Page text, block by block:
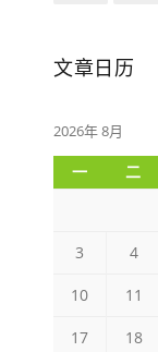
文章日历
2026年 8月
一 二
3 4
10 11
17 18